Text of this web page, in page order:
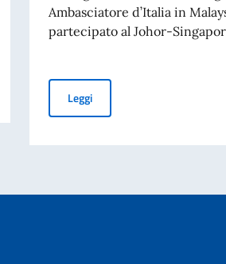
dal Governo italiano per l’anno accademico
Ambasciatore d’Italia in
partecipato al Johor-
LeggiL’Ambasciatore Langella